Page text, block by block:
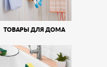
ТОВАРЫ ДЛЯ ДОМА